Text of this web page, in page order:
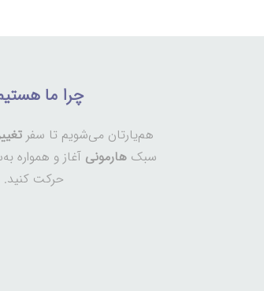
چرا ما
هم‌یارتان می‌شویم تا سفر
سبک هارمونی آغاز و همواره
حرکت کنید.